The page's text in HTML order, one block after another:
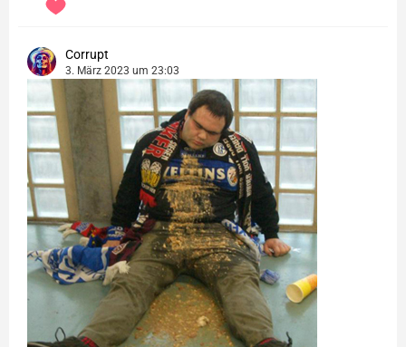
Corrupt
3. März 2023 um 23:03